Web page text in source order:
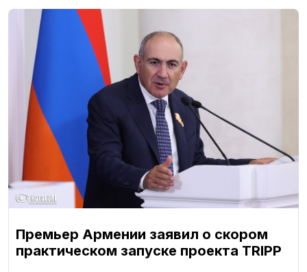
Премьер Армении заявил о скором
практическом запуске проекта TRIPP